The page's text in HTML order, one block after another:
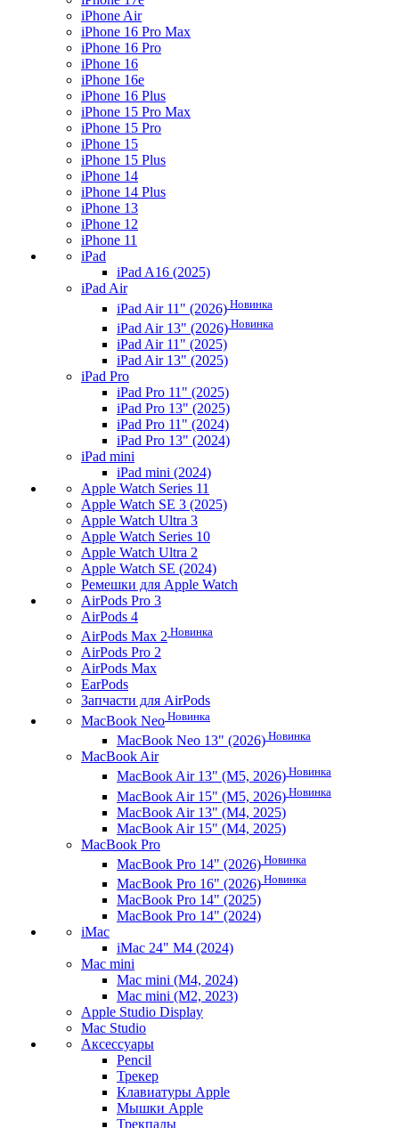
iPhone Air
iPhone 16 Pro Max
iPhone 16 Pro
iPhone 16
iPhone 16e
iPhone 16 Plus
iPhone 15 Pro Max
iPhone 15 Pro
iPhone 15
iPhone 15 Plus
iPhone 14
iPhone 14 Plus
iPhone 13
iPhone 12
iPhone 11
iPad
iPad A16 (2025)
iPad Air
iPad Air 11" (2026) Новинка
iPad Air 13" (2026) Новинка
iPad Air 11" (2025)
iPad Air 13" (2025)
iPad Pro
iPad Pro 11" (2025)
iPad Pro 13" (2025)
iPad Pro 11" (2024)
iPad Pro 13" (2024)
iPad mini
iPad mini (2024)
Apple Watch Series 11
Apple Watch SE 3 (2025)
Apple Watch Ultra 3
Apple Watch Series 10
Apple Watch Ultra 2
Apple Watch SE (2024)
Ремешки для Apple Watch
AirPods Pro 3
AirPods 4
AirPods Max 2 Новинка
AirPods Pro 2
AirPods Max
EarPods
Запчасти для AirPods
MacBook Neo Новинка
MacBook Neo 13" (2026) Новинка
MacBook Air
MacBook Air 13" (M5, 2026) Новинка
MacBook Air 15" (M5, 2026) Новинка
MacBook Air 13" (M4, 2025)
MacBook Air 15" (M4, 2025)
MacBook Pro
MacBook Pro 14" (2026) Новинка
MacBook Pro 16" (2026) Новинка
MacBook Pro 14" (2025)
MacBook Pro 14" (2024)
iMac
iMac 24" M4 (2024)
Mac mini
Mac mini (M4, 2024)
Mac mini (M2, 2023)
Apple Studio Display
Mac Studio
Аксессуары
Pencil
Трекер
Клавиатуры Apple
Мышки Apple
Трекпады